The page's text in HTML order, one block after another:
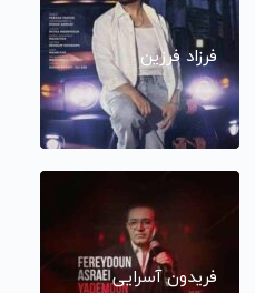
فرزاد فرزین
فریدون آسرایی